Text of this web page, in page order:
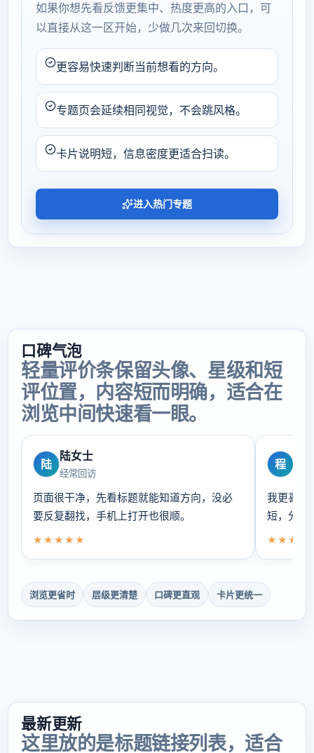
如果你想先看反馈更集中、热度更高的入口，可
以直接从这一区开始，少做几次来回切换。
更容易快速判断当前想看的方向。
专题页会延续相同视觉，不会跳风格。
卡片说明短，信息密度更适合扫读。
进入热门专题
口碑气泡
轻量评价条保留头像、星级和短
评位置，内容短而明确，适合在
浏览中间快速看一眼。
陆
陆女士
经常回访
页面很干净，先看标题就能知道方向，没必
要反复翻找，手机上打开也很顺。
★★★★★
程
我更喜欢
短，分类
浏览更省时 层级更清楚 口碑更直观 卡片更统一
最新更新
这里放的是标题链接列表，适合